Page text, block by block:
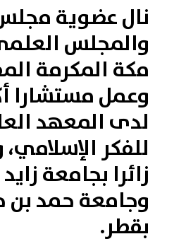
نال عضوية مجلس
والمجلس
مكة المكرمة
وعمل مستشارا
لدى المعهد
للفكر الإسلامي،
زائرا بجامعة
وجامعة حمد بن
بقطر.